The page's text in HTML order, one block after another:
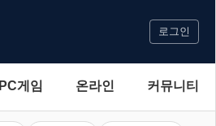
로그인
PC게임 온라인 커뮤니티